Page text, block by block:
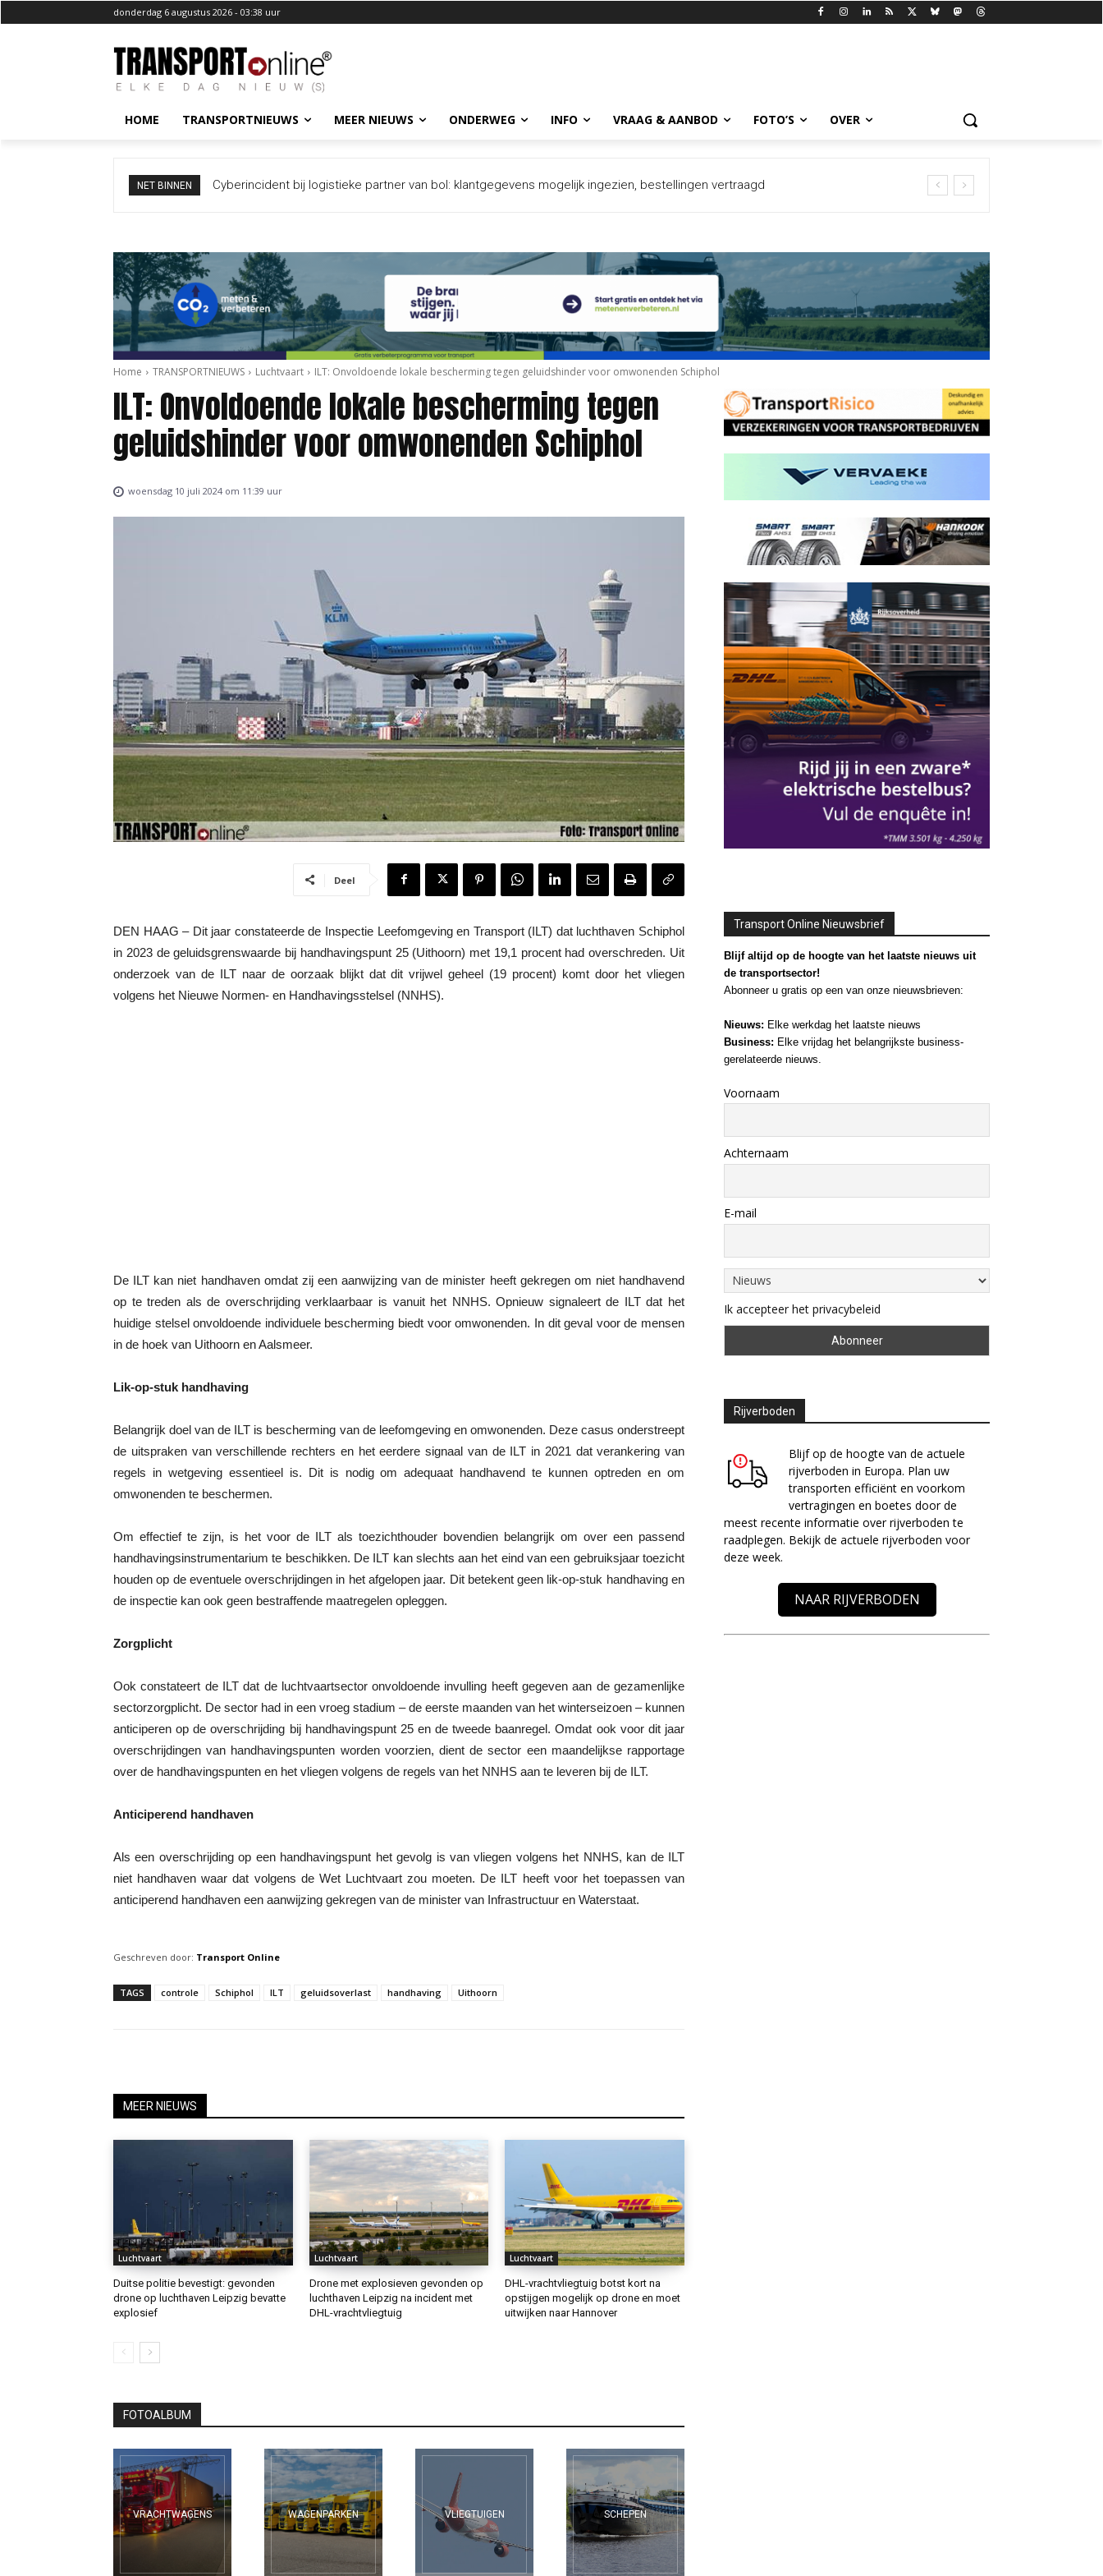
donderdag 6 augustus 2026 - 03:38 uur
HOME TRANSPORTNIEUWS MEER NIEUWS ONDERWEG INFO VRAAG & AANBOD FOTO’S OVER
NET BINNEN Cyberincident bij logistieke partner van bol: klantgegevens mogelijk ingezien, bestellingen vertraagd
Duitse politie bevestigt: gevonden drone op luchthaven Leipzig bevatte explosief
Home TRANSPORTNIEUWS Luchtvaart ILT: Onvoldoende lokale bescherming tegen geluidshinder voor omwonenden Schiphol
ILT: Onvoldoende lokale bescherming tegen
geluidshinder voor omwonenden Schiphol
woensdag 10 juli 2024 om 11:39 uur
Deel
DEN HAAG – Dit jaar constateerde de Inspectie Leefomgeving en Transport (ILT) dat luchthaven Schiphol
in 2023 de geluidsgrenswaarde bij handhavingspunt 25 (Uithoorn) met 19,1 procent had overschreden. Uit
onderzoek van de ILT naar de oorzaak blijkt dat dit vrijwel geheel (19 procent) komt door het vliegen
volgens het Nieuwe Normen- en Handhavingsstelsel (NNHS).
De ILT kan niet handhaven omdat zij een aanwijzing van de minister heeft gekregen om niet handhavend
op te treden als de overschrijding verklaarbaar is vanuit het NNHS. Opnieuw signaleert de ILT dat het
huidige stelsel onvoldoende individuele bescherming biedt voor omwonenden. In dit geval voor de mensen
in de hoek van Uithoorn en Aalsmeer.
Lik-op-stuk handhaving
Belangrijk doel van de ILT is bescherming van de leefomgeving en omwonenden. Deze casus onderstreept
de uitspraken van verschillende rechters en het eerdere signaal van de ILT in 2021 dat verankering van
regels in wetgeving essentieel is. Dit is nodig om adequaat handhavend te kunnen optreden en om
omwonenden te beschermen.
Om effectief te zijn, is het voor de ILT als toezichthouder bovendien belangrijk om over een passend
handhavingsinstrumentarium te beschikken. De ILT kan slechts aan het eind van een gebruiksjaar toezicht
houden op de eventuele overschrijdingen in het afgelopen jaar. Dit betekent geen lik-op-stuk handhaving en
de inspectie kan ook geen bestraffende maatregelen opleggen.
Zorgplicht
Ook constateert de ILT dat de luchtvaartsector onvoldoende invulling heeft gegeven aan de gezamenlijke
sectorzorgplicht. De sector had in een vroeg stadium – de eerste maanden van het winterseizoen – kunnen
anticiperen op de overschrijding bij handhavingspunt 25 en de tweede baanregel. Omdat ook voor dit jaar
overschrijdingen van handhavingspunten worden voorzien, dient de sector een maandelijkse rapportage
over de handhavingspunten en het vliegen volgens de regels van het NNHS aan te leveren bij de ILT.
Anticiperend handhaven
Als een overschrijding op een handhavingspunt het gevolg is van vliegen volgens het NNHS, kan de ILT
niet handhaven waar dat volgens de Wet Luchtvaart zou moeten. De ILT heeft voor het toepassen van
anticiperend handhaven een aanwijzing gekregen van de minister van Infrastructuur en Waterstaat.
Geschreven door: Transport Online
TAGS controle Schiphol ILT geluidsoverlast handhaving Uithoorn
MEER NIEUWS
Luchtvaart
Duitse politie bevestigt: gevonden
drone op luchthaven Leipzig bevatte
explosief
Luchtvaart
Drone met explosieven gevonden op
luchthaven Leipzig na incident met
DHL-vrachtvliegtuig
Luchtvaart
DHL-vrachtvliegtuig botst kort na
opstijgen mogelijk op drone en moet
uitwijken naar Hannover
FOTOALBUM
VRACHTWAGENS WAGENPARKEN VLIEGTUIGEN SCHEPEN
Transport Online Nieuwsbrief
Blijf altijd op de hoogte van het laatste nieuws uit
de transportsector!
Abonneer u gratis op een van onze nieuwsbrieven:
Nieuws: Elke werkdag het laatste nieuws
Business: Elke vrijdag het belangrijkste business-
gerelateerde nieuws.
Voornaam
Achternaam
E-mail
Ik accepteer het privacybeleid
Rijverboden
Blijf op de hoogte van de actuele
rijverboden in Europa. Plan uw
transporten efficiënt en voorkom
vertragingen en boetes door de
meest recente informatie over rijverboden te
raadplegen. Bekijk de actuele rijverboden voor
deze week.
NAAR RIJVERBODEN